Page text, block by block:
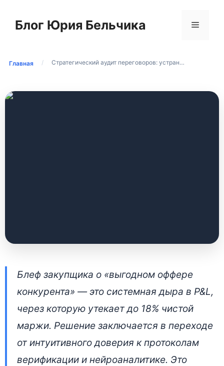
содержимому
Блог Юрия Бельчика Меню
Главная / Стратегический аудит переговоров: устран…
Стратегический
аудит переговоров:
устранение блефа в
b2b-продажах
29 апреля 2026 • 👁 3 180 прочтений
Блеф закупщика о «выгодном оффере
конкурента» — это системная дыра в P&L,
через которую утекает до 18% чистой
маржи. Решение заключается в переходе
от интуитивного доверия к протоколам
верификации и нейроаналитике. Это